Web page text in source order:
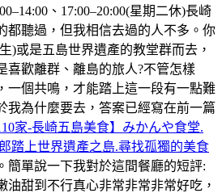
、17:00–20:00(星期二休)長崎
都聽過，但我相信去過的人不多。你
)或是五島世界遺產的教堂群而去，
喜歡離群、離島的旅人?不管怎樣
一個共鳴，才能踏上這一段有一點難
我為什麼要去，答案已經寫在前一篇
家-長崎五島美食】みかんや食堂.
踏上世界遺產之島.尋找孤獨的美食
。簡單說一下我對於這間餐廳的短評:
油甜到不行真心非常非常非常好吃，